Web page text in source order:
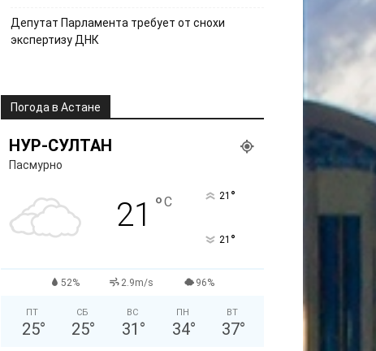
Депутат Парламента требует от снохи
экспертизу ДНК
Погода в Астане
НУР-СУЛТАН
Пасмурно
21 °C 21 °
21 °
52% 2.9m/s 96%
ПТ
25°
СБ
25°
ВС
31 °
ПН
34°
ВТ
37°